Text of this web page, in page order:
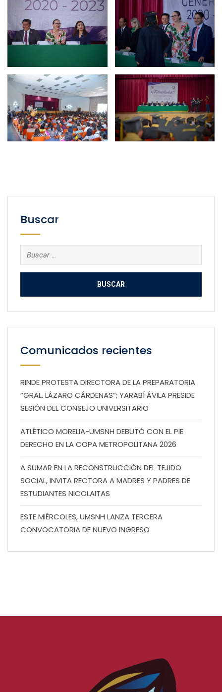
Buscar
Buscar:
Comunicados recientes
RINDE PROTESTA DIRECTORA DE LA PREPARATORIA
“GRAL. LÁZARO CÁRDENAS”; YARABÍ ÁVILA PRESIDE
SESIÓN DEL CONSEJO UNIVERSITARIO
ATLÉTICO MORELIA-UMSNH DEBUTÓ CON EL PIE
DERECHO EN LA COPA METROPOLITANA 2026
A SUMAR EN LA RECONSTRUCCIÓN DEL TEJIDO
SOCIAL, INVITA RECTORA A MADRES Y PADRES DE
ESTUDIANTES NICOLAITAS
ESTE MIÉRCOLES, UMSNH LANZA TERCERA
CONVOCATORIA DE NUEVO INGRESO